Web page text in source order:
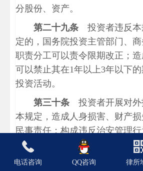
分股份、资产。
第二十九条 投资者违反本
定的，国务院投资主管部门、
职责分工可以责令限期改正；造
可以禁止其在1年以上3年以下
投资活动。
第三十条 投资者开展对外
本规定，造成人身损害、财产
民事责任；构成违反治安管理
治安管理处罚；构成犯罪的，
任。
电话咨询 QQ咨询 律所